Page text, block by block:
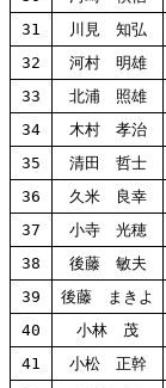
31
川見 知弘
32
河村 明雄
33
北浦 照雄
34
木村 孝治
35
清田 哲士
36
久米 良幸
37
小寺 光穂
38
後藤 敏夫
39
後藤 まきよ
40
小林 茂
41
小松 正幹